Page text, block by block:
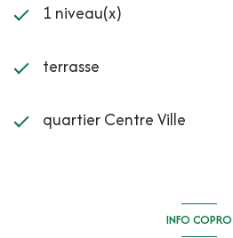
1 niveau(x)
terrasse
quartier Centre Ville
INFO COPRO